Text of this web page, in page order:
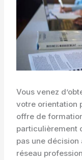
Vous venez
votre orientation
offre de
particulièrement
pas une décision
réseau